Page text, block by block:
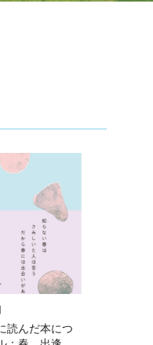
読んだ本につ